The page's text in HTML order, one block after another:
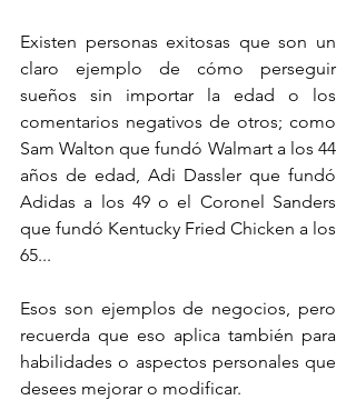
Existen personas exitosas que son un
claro ejemplo de cómo perseguir
sueños sin importar la edad o los
comentarios negativos de otros; como
Sam Walton que fundó Walmart a los 44
años de edad, Adi Dassler que fundó
Adidas a los 49 o el Coronel Sanders
que fundó Kentucky Fried Chicken a los
65...
Esos son ejemplos de negocios, pero
recuerda que eso aplica también para
habilidades o aspectos personales que
desees mejorar o modificar.